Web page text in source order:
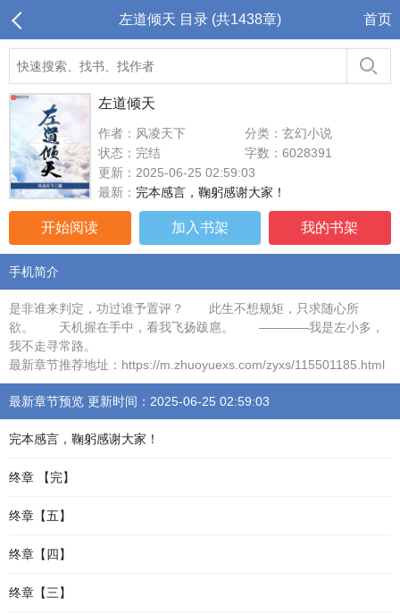
左道倾天 目录 (共1438章) 首页
左道倾天
作者：风凌天下
分类：玄幻小说
状态：完结
字数：6028391
更新：2025-06-25 02:59:03
最新： 完本感言，鞠躬感谢大家！
开始阅读 加入书架 我的书架
手机简介
是非谁来判定，功过谁予置评？ 此生不想规矩，只求随心所
欲。 天机握在手中，看我飞扬跋扈。 ————我是左小多，
我不走寻常路。
最新章节推荐地址：https://m.zhuoyuexs.com/zyxs/115501185.html
最新章节预览 更新时间：2025-06-25 02:59:03
完本感言，鞠躬感谢大家！
终章 【完】
终章【五】
终章【四】
终章【三】